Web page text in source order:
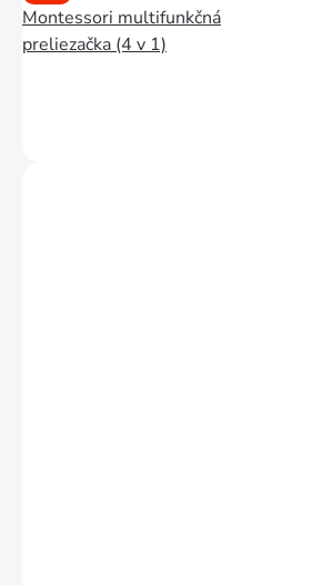
Montessori multifunkčná
preliezačka (4 v 1)